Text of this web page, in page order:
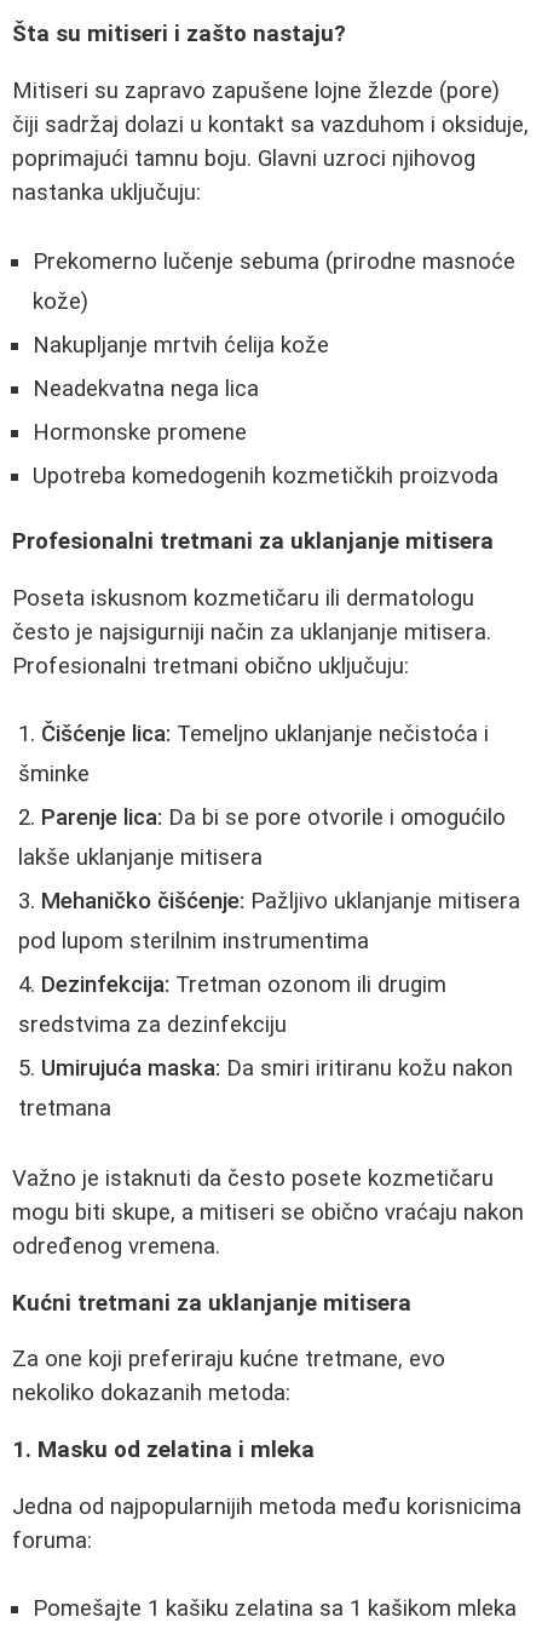
Šta su mitiseri i zašto nastaju?
Mitiseri su zapravo zapušene lojne žlezde (pore)
čiji sadržaj dolazi u kontakt sa vazduhom i oksiduje,
poprimajući tamnu boju. Glavni uzroci njihovog
nastanka uključuju:
Prekomerno lučenje sebuma (prirodne masnoće
kože)
Nakupljanje mrtvih ćelija kože
Neadekvatna nega lica
Hormonske promene
Upotreba komedogenih kozmetičkih proizvoda
Profesionalni tretmani za uklanjanje mitisera
Poseta iskusnom kozmetičaru ili dermatologu
često je najsigurniji način za uklanjanje mitisera.
Profesionalni tretmani obično uključuju:
Čišćenje lica: Temeljno uklanjanje nečistoća i
šminke
Parenje lica: Da bi se pore otvorile i omogućilo
lakše uklanjanje mitisera
Mehaničko čišćenje: Pažljivo uklanjanje mitisera
pod lupom sterilnim instrumentima
Dezinfekcija: Tretman ozonom ili drugim
sredstvima za dezinfekciju
Umirujuća maska: Da smiri iritiranu kožu nakon
tretmana
Važno je istaknuti da često posete kozmetičaru
mogu biti skupe, a mitiseri se obično vraćaju nakon
određenog vremena.
Kućni tretmani za uklanjanje mitisera
Za one koji preferiraju kućne tretmane, evo
nekoliko dokazanih metoda:
1. Masku od zelatina i mleka
Jedna od najpopularnijih metoda među korisnicima
foruma:
Pomešajte 1 kašiku zelatina sa 1 kašikom mleka